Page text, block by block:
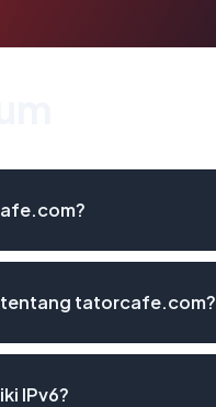
tentang tatorcafe.com?
IPv6?